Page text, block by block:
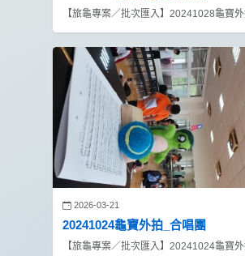
【旅龜專案／批次匯入】20241028龜寶
2026-03-21
20241024龜寶外拍_合唱團
【旅龜專案／批次匯入】20241024龜寶